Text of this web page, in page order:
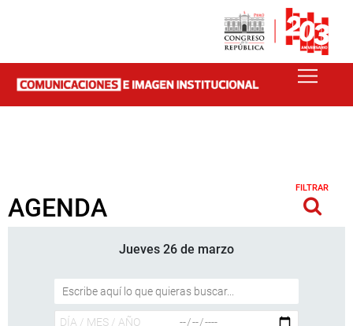
AGENDA
FILTRAR
Jueves 26 de marzo